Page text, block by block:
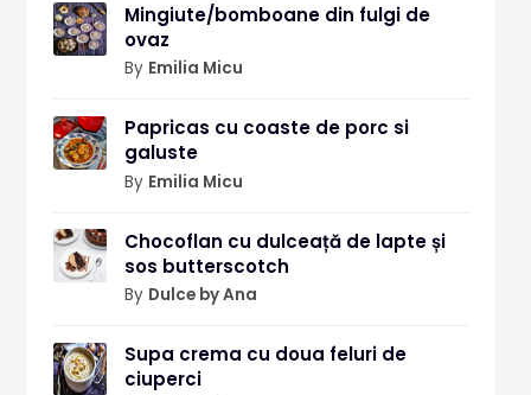
Mingiute/bomboane din fulgi de
ovaz
By Emilia Micu
Papricas cu coaste de porc si
galuste
By Emilia Micu
Chocoflan cu dulceață de lapte și
sos butterscotch
By Dulce by Ana
Supa crema cu doua feluri de
ciuperci